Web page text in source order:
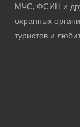
МЧС, ФСИН и
охранных
туристов и